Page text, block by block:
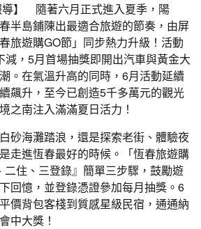
導】 隨著六月正式進入夏季，陽
半島鋪陳出最適合旅遊的節奏，由屏
旅遊購GO節」同步熱力升級！活動
減，5月首場抽獎即開出汽車與黃金大
。在氣溫升高的同時，6月活動延續
飆升，至今已創造5千多萬元的觀光
之南注入滿滿夏日活力！
砂海灘踏浪，還是探索老街、體驗夜
走進恆春最好的時候。「恆春旅遊購
二住、三登錄』簡單三步驟，鼓勵遊
回憶，並登錄憑證參加每月抽獎。6
價背包客棧到質感星級民宿，通通納
中大獎！